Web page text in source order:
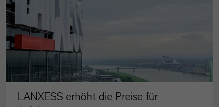
LANXESS erhöht die Preise für